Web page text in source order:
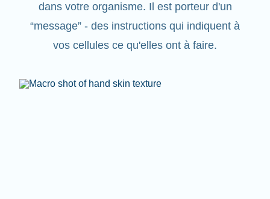
dans votre organisme. Il est porteur d'un
“message” - des instructions qui indiquent à
vos cellules ce qu'elles ont à faire.